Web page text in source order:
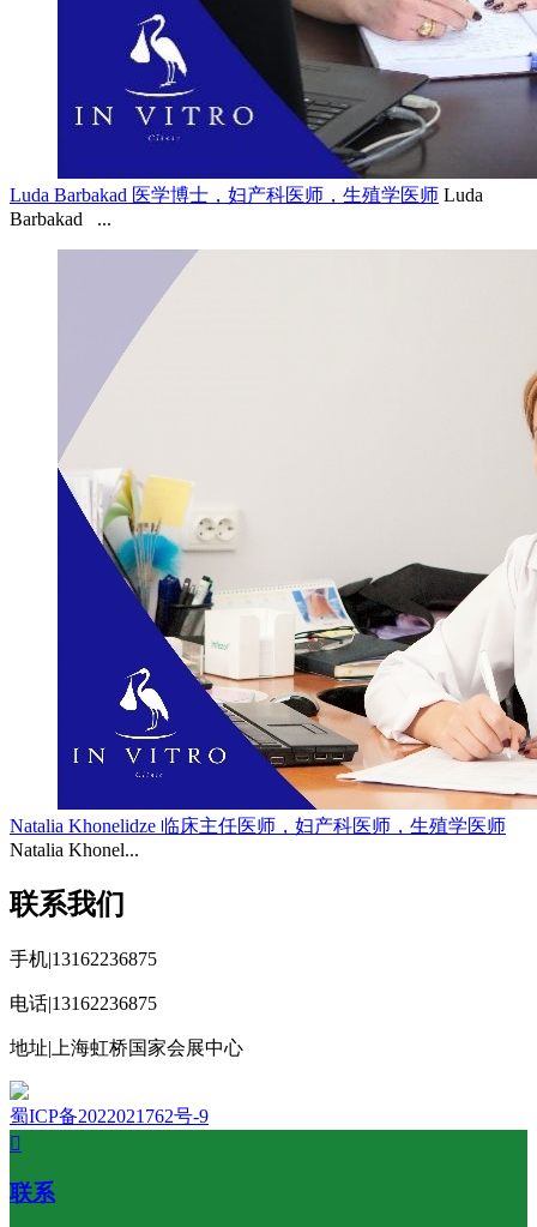
Luda Barbakad 医学博士，妇产科医师，生殖学医师 Luda
Barbakad ...
Natalia Khonelidze 临床主任医师，妇产科医师，生殖学医师
Natalia Khonel...
联系我们
手机|13162236875
电话|13162236875
地址|上海虹桥国家会展中心
蜀ICP备2022021762号-9

联系